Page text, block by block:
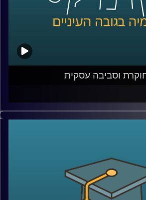
וסביבה עסקית
ביותר על אחריות תאגידית
עלול לגרום למומים מולדים
לעצור, היא הכפילה את הייצור.
שנים אחר כך בזכות אלפי מסמכים